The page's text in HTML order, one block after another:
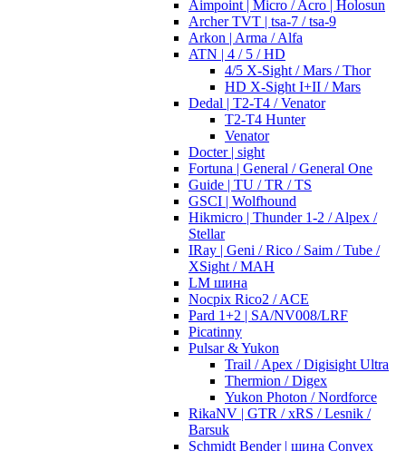
Aimpoint | Micro / Acro | Holosun
Archer TVT | tsa-7 / tsa-9
Arkon | Arma / Alfa
ATN | 4 / 5 / HD
4/5 X-Sight / Mars / Thor
HD X-Sight I+II / Mars
Dedal | T2-T4 / Venator
T2-T4 Hunter
Venator
Docter | sight
Fortuna | General / General One
Guide | TU / TR / TS
GSCI | Wolfhound
Hikmicro | Thunder 1-2 / Alpex /
Stellar
IRay | Geni / Rico / Saim / Tube /
XSight / MAH
LM шина
Nocpix Rico2 / ACE
Pard 1+2 | SA/NV008/LRF
Picatinny
Pulsar & Yukon
Trail / Apex / Digisight Ultra
Thermion / Digex
Yukon Photon / Nordforce
RikaNV | GTR / xRS / Lesnik /
Barsuk
Schmidt Bender | шина Convex